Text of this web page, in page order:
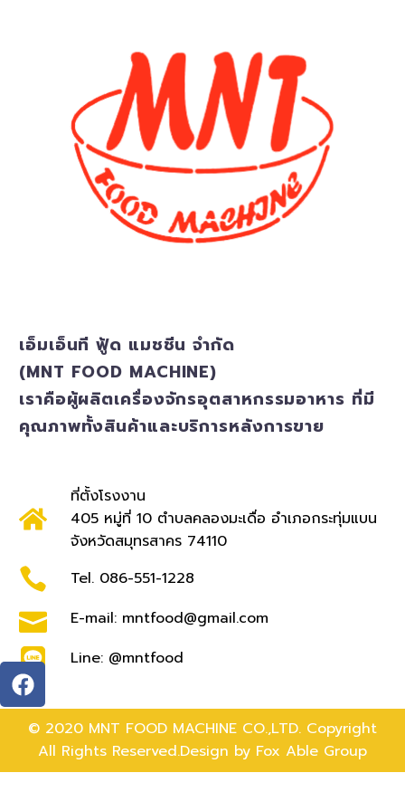
เอ็มเอ็นที ฟู้ด แมชชีน จำกัด
(MNT FOOD MACHINE)
เราคือผู้ผลิตเครื่องจักรอุตสาหกรรมอาหาร ที่มี
คุณภาพทั้งสินค้าและบริการหลังการขาย
ที่ตั้งโรงงาน
405 หมู่ที่ 10 ตำบลคลองมะเดื่อ อำเภอกระทุ่มแบน
จังหวัดสมุทรสาคร 74110
Tel. 086-551-1228
E-mail: mntfood@gmail.com
Line: @mntfood
© 2020 MNT FOOD MACHINE CO.,LTD. Copyright
All Rights Reserved.Design by Fox Able Group